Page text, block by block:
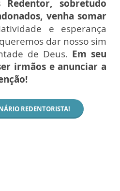
Redentor, sobretudo
venha somar
e esperança
dar nosso sim
de Deus. Em seu
irmãos e anunciar a
REDENTORISTA!